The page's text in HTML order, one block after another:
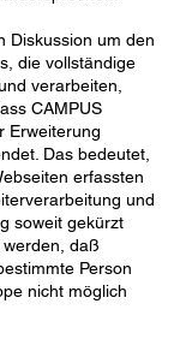
Diskussion um den
die vollständige
verarbeiten,
CAMPUS
Erweiterung
Das bedeutet,
erfassten
und
soweit gekürzt
daß
Person
nicht möglich